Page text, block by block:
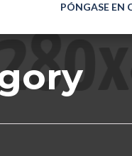
PÓNGASE EN